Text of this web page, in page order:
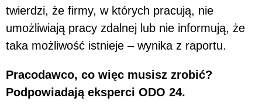
twierdzi, że firmy, w których pracują, nie
umożliwiają pracy zdalnej lub nie informują, że
taka możliwość istnieje – wynika z raportu.
Pracodawco, co więc musisz zrobić?
Podpowiadają eksperci ODO 24.